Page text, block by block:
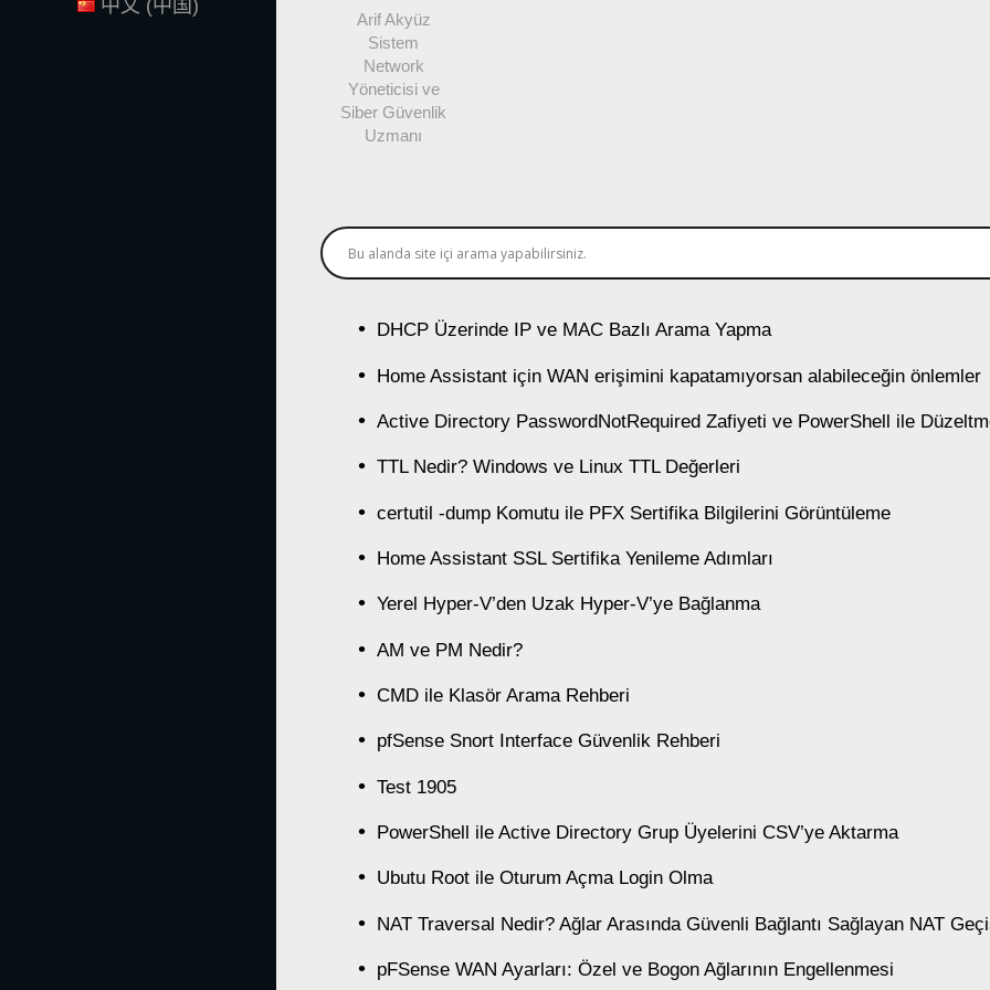
中文 (中国)
Arif Akyüz
Sistem
Network
Yöneticisi ve
Siber Güvenlik
Uzmanı
DHCP Üzerinde IP ve MAC Bazlı Arama Yapma
Home Assistant için WAN erişimini kapatamıyorsan alabileceğin önlemler
Active Directory PasswordNotRequired Zafiyeti ve PowerShell ile
TTL Nedir? Windows ve Linux TTL Değerleri
certutil -dump Komutu ile PFX Sertifika Bilgilerini Görüntüleme
Home Assistant SSL Sertifika Yenileme Adımları
Yerel Hyper-V’den Uzak Hyper-V’ye Bağlanma
AM ve PM Nedir?
CMD ile Klasör Arama Rehberi
pfSense Snort Interface Güvenlik Rehberi
Test 1905
PowerShell ile Active Directory Grup Üyelerini CSV’ye Aktarma
Ubutu Root ile Oturum Açma Login Olma
NAT Traversal Nedir? Ağlar Arasında Güvenli Bağlantı Sağlayan NAT
pFSense WAN Ayarları: Özel ve Bogon Ağlarının Engellenmesi